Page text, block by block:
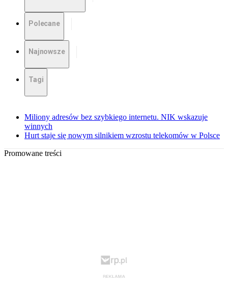
Polecane
Najnowsze
Tagi
Miliony adresów bez szybkiego internetu. NIK wskazuje
winnych
Hurt staje się nowym silnikiem wzrostu telekomów w Polsce
Promowane treści